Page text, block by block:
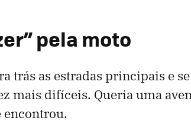
pela moto
trás as estradas principais e
mais difíceis. Queria uma
encontrou.